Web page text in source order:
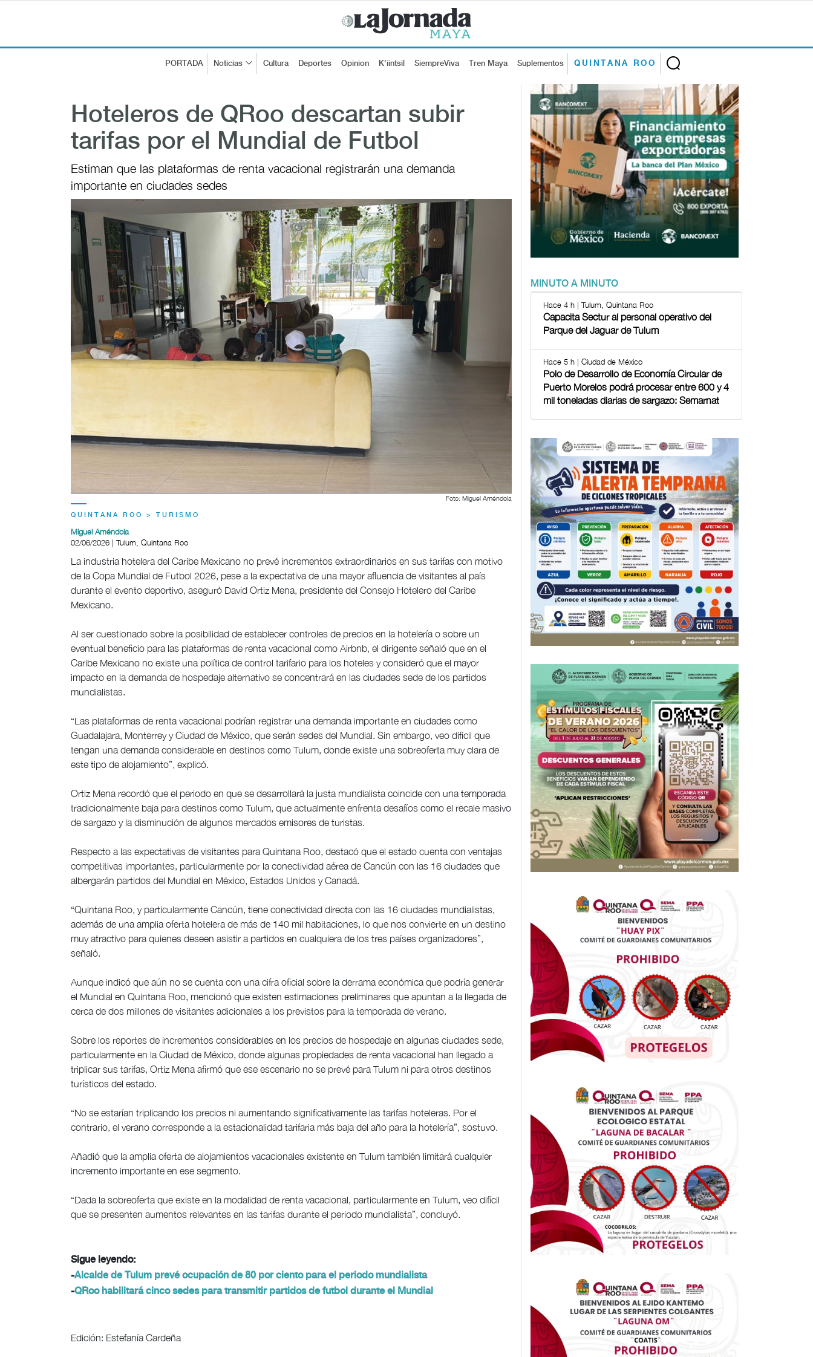
PORTADA Noticias Cultura Deportes Opinion K'iintsil SiempreViva Tren Maya Suplementos QUINTANA ROO
Hoteleros de QRoo descartan subir
tarifas por el Mundial de Futbol
Estiman que las plataformas de renta vacacional registrarán una demanda
importante en ciudades sedes
Foto: Miguel Améndola
QUINTANA ROO > TURISMO
Miguel Améndola
02/06/2026 | Tulum, Quintana Roo
La industria hotelera del Caribe Mexicano no prevé incrementos extraordinarios en sus tarifas con motivo
de la Copa Mundial de Futbol 2026, pese a la expectativa de una mayor afluencia de visitantes al país
durante el evento deportivo, aseguró David Ortiz Mena, presidente del Consejo Hotelero del Caribe
Mexicano.
Al ser cuestionado sobre la posibilidad de establecer controles de precios en la hotelería o sobre un
eventual beneficio para las plataformas de renta vacacional como Airbnb, el dirigente señaló que en el
Caribe Mexicano no existe una política de control tarifario para los hoteles y consideró que el mayor
impacto en la demanda de hospedaje alternativo se concentrará en las ciudades sede de los partidos
mundialistas.
“Las plataformas de renta vacacional podrían registrar una demanda importante en ciudades como
Guadalajara, Monterrey y Ciudad de México, que serán sedes del Mundial. Sin embargo, veo difícil que
tengan una demanda considerable en destinos como Tulum, donde existe una sobreoferta muy clara de
este tipo de alojamiento”, explicó.
Ortiz Mena recordó que el periodo en que se desarrollará la justa mundialista coincide con una temporada
tradicionalmente baja para destinos como Tulum, que actualmente enfrenta desafíos como el recale masivo
de sargazo y la disminución de algunos mercados emisores de turistas.
Respecto a las expectativas de visitantes para Quintana Roo, destacó que el estado cuenta con ventajas
competitivas importantes, particularmente por la conectividad aérea de Cancún con las 16 ciudades que
albergarán partidos del Mundial en México, Estados Unidos y Canadá.
“Quintana Roo, y particularmente Cancún, tiene conectividad directa con las 16 ciudades mundialistas,
además de una amplia oferta hotelera de más de 140 mil habitaciones, lo que nos convierte en un destino
muy atractivo para quienes deseen asistir a partidos en cualquiera de los tres países organizadores”,
señaló.
Aunque indicó que aún no se cuenta con una cifra oficial sobre la derrama económica que podría generar
el Mundial en Quintana Roo, mencionó que existen estimaciones preliminares que apuntan a la llegada de
cerca de dos millones de visitantes adicionales a los previstos para la temporada de verano.
Sobre los reportes de incrementos considerables en los precios de hospedaje en algunas ciudades sede,
particularmente en la Ciudad de México, donde algunas propiedades de renta vacacional han llegado a
triplicar sus tarifas, Ortiz Mena afirmó que ese escenario no se prevé para Tulum ni para otros destinos
turísticos del estado.
“No se estarían triplicando los precios ni aumentando significativamente las tarifas hoteleras. Por el
contrario, el verano corresponde a la estacionalidad tarifaria más baja del año para la hotelería”, sostuvo.
Añadió que la amplia oferta de alojamientos vacacionales existente en Tulum también limitará cualquier
incremento importante en ese segmento.
“Dada la sobreoferta que existe en la modalidad de renta vacacional, particularmente en Tulum, veo difícil
que se presenten aumentos relevantes en las tarifas durante el periodo mundialista”, concluyó.
Sigue leyendo:
-Alcalde de Tulum prevé ocupación de 80 por ciento para el periodo mundialista
-QRoo habilitará cinco sedes para transmitir partidos de futbol durante el Mundial
Edición: Estefanía Cardeña
MINUTO A MINUTO
Hace 4 h | Tulum, Quintana Roo
Capacita Sectur al personal operativo del
Parque del Jaguar de Tulum
Hace 5 h | Ciudad de México
Polo de Desarrollo de Economía Circular de
Puerto Morelos podrá procesar entre 600 y 4
mil toneladas diarias de sargazo: Semarnat